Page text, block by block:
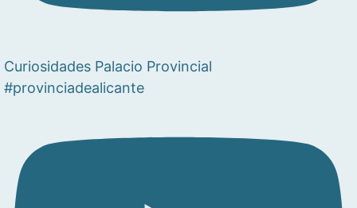
Curiosidades Palacio Provincial
#provinciadealicante